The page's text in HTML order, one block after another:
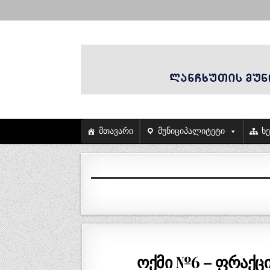
მთავარი მუნიციპალიტეტი
ოქმი №6 –